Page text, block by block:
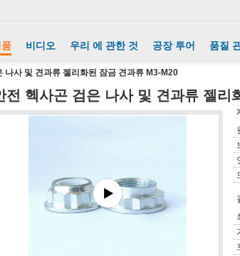
비디오 우리 에 관한 것 공장 투어 품질
나사 및 견과류 젤리화된 잠금 견과류 M3-M20
전 헥사곤 검은 나사 및 견과류 젤리